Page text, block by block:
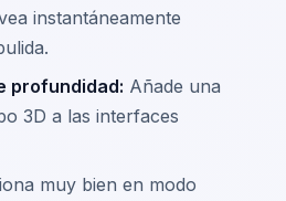
instantáneamente
profundidad: Añade una
3D a las interfaces
muy bien en modo